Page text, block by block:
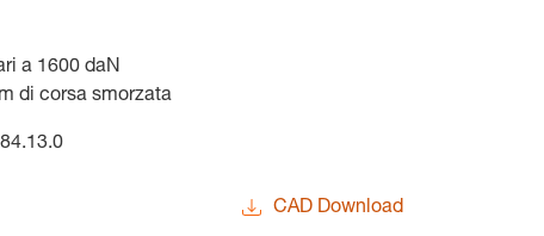
a 1600 daN
di corsa smorzata
CAD Download